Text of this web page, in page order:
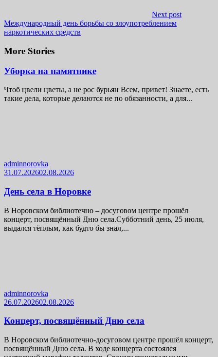
Next post
Международный день борьбы со злоупотреблением
наркотических средств
More Stories
Уборка на памятнике
Чтоб цвели цветы, а не рос бурьян Всем, привет! Знаете, есть
такие дела, которые делаются не по обязанности, а для...
adminnorovka
31.07.202602.08.2026
День села в Норовке
В Норовском библиотечно – досуговом центре прошёл
концерт, посвящённый Дню села.Субботний день, 25 июля,
выдался тёплым, как будто бы знал,...
adminnorovka
26.07.202602.08.2026
Концерт, посвящённый Дню села
В Норовском библиотечно-досуговом центре прошёл концерт,
посвящённый Дню села. В ходе концерта состоялся